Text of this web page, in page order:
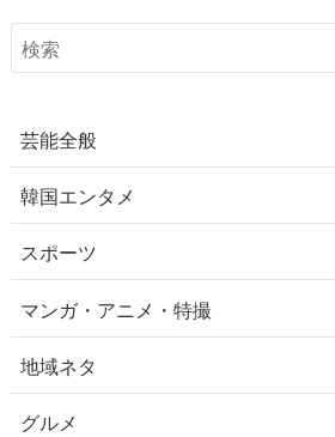
芸能全般
韓国エンタメ
スポーツ
マンガ・アニメ・特撮
地域ネタ
グルメ